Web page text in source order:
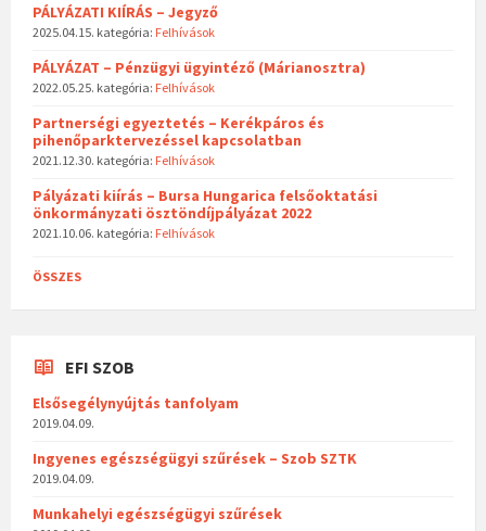
PÁLYÁZATI KIÍRÁS – Jegyző
2025.04.15. kategória: Felhívások
PÁLYÁZAT – Pénzügyi ügyintéző (Márianosztra)
2022.05.25. kategória: Felhívások
Partnerségi egyeztetés – Kerékpáros és
pihenőparktervezéssel kapcsolatban
2021.12.30. kategória: Felhívások
Pályázati kiírás – Bursa Hungarica felsőoktatási
önkormányzati ösztöndíjpályázat 2022
2021.10.06. kategória: Felhívások
ÖSSZES
EFI SZOB
Elsősegélynyújtás tanfolyam
2019.04.09.
Ingyenes egészségügyi szűrések – Szob SZTK
2019.04.09.
Munkahelyi egészségügyi szűrések